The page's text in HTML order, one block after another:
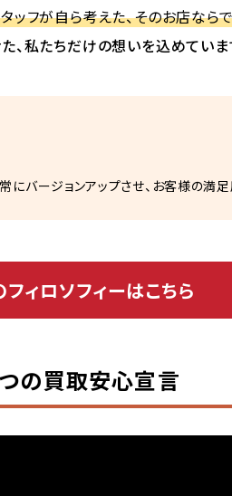
ッフが自ら考えた、そのお店なら
私たちだけの想いを込めていま
バージョンアップさせ、お客様の満
ィロソフィーはこちら
の買取安心宣言